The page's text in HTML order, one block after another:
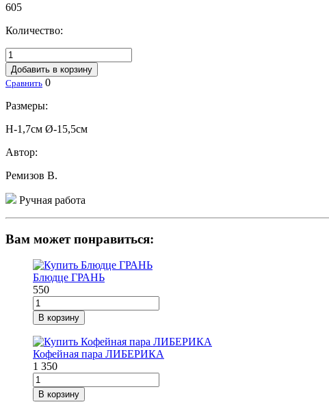
605
Количество:
Добавить в корзину
Сравнить 0
Размеры:
Н-1,7см Ø-15,5см
Автор:
Ремизов В.
Ручная работа
Вам может понравиться:
Блюдце ГРАНЬ
550
В корзину
Кофейная пара ЛИБЕРИКА
1 350
В корзину